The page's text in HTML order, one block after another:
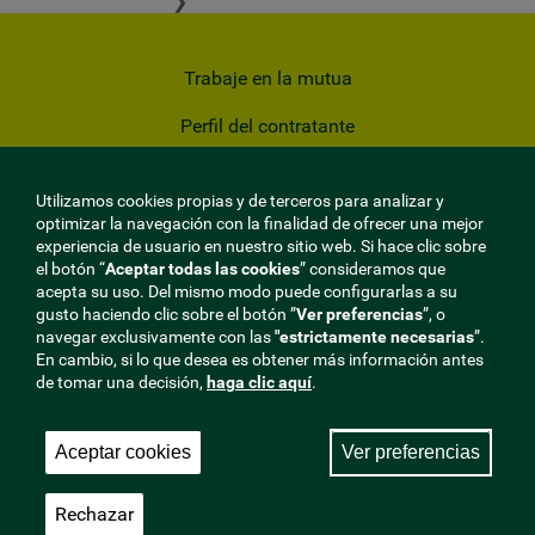
Trabaje en la mutua
Perfil del contratante
Cookies
Aviso Legal
Mapa del sitio
Sala de Prensa
Utilizamos cookies propias y de terceros para analizar y
optimizar la navegación con la finalidad de ofrecer una mejor
experiencia de usuario en nuestro sitio web. Si hace clic sobre
el botón “Aceptar todas las cookies” consideramos que
acepta su uso. Del mismo modo puede configurarlas a su
gusto haciendo clic sobre el botón ”Ver preferencias”, o
navegar exclusivamente con las"estrictamentenecesarias”.
En cambio, si lo que desea es obtener más información antes
de tomar una decisión, haga clic aquí.
Aceptar cookies Ver preferencias
Rechazar